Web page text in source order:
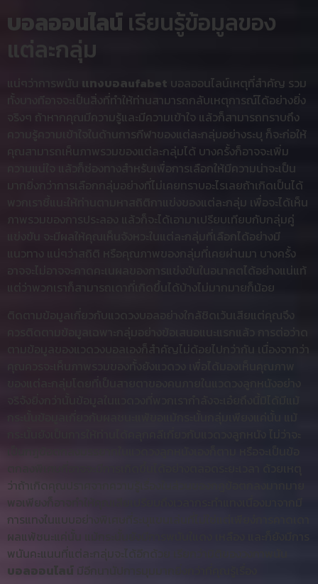
บอลออนไลน์เรียนรู้ข้อมูลของ
แต่ละกลุ่ม
แน่ๆว่าการพนัน แทงบอลufabet บอลออนไลน์เหตุที่สำคัญ รวม
ทั้งบางทีอาจจะเป็นสิ่งที่ทำให้ท่านสามารถกลับเหตุการณ์ได้อย่างยิ่ง
จริงๆ ถ้าหากคุณมีความรู้และมีความเข้าใจ แล้วก็สามารถทราบถึง
ความรู้ความเข้าใจในด้านการกีฬาของแต่ละกลุ่มอย่างระบุ ก็จะก่อให้
คุณสามารถเห็นภาพรวมของแต่ละกลุ่มได้ บางครั้งก็อาจจะเพิ่ม
ความแน่ใจ แล้วก็ช่องทางสำหรับเพื่อการเลือกให้มีความน่าจะเป็น
มากยิ่งกว่าการเลือกกลุ่มอย่างที่ไม่เคยทราบอะไรเลยถ้าเกิดเป็นได้
พวกเราชี้แนะให้ท่านตามหาสถิติกาแข่งของแต่ละกลุ่ม เพื่อจะได้เห็น
ภาพรวมของการประลอง แล้วก็จะได้เอามาเปรียบเทียบกับกลุ่มคู่
แข่งขัน จะมีผลให้คุณเห็นจังหวะในแต่ละกลุ่มที่เลือกได้อย่างมี
แนวทาง แน่ๆว่าสถิติ หรือคุณภาพของกลุ่มที่เคยผ่านมา บางครั้ง
อาจจะไม่อาจจะคาดคะเนผลของการแข่งขันในอนาคตได้อย่างแน่แท้
แต่ว่าพวกเราก็สามารถเดาที่เกิดขึ้นได้บ้างไม่มากมายก็น้อย
ติดตามข้อมูลเกี่ยวกับแวดวงบอลอย่างใกล้ชิดเว้นเสียแต่คุณจึง
ตามข้อมูลของแวดวงบอลเองก็สำคัญไม่ด้อยไปกว่ากัน เนื่องจากว่า
ว่าถ้าเกิดคุณปราศจากความรู้เรื่องในส่วนของกฎข้อตกลงมากมาย
พอเพียงก็อาจทำให้คุณเสียเปรียบถึงเวลากระทำแทงเนื่องมาจากมี
การแทงในแบบอย่างพิเศษที่ระบุแขนเล่นที่ไม่ใช่แต่เพียง่การคาดเดา
ผลแพ้ชนะแค่นั้น แม้กระนั้นยังมีการพนันใแดง เหลือง และก็ยังมีการ
พนันคะแนนที่แต่ละกลุ่มจะได้อีกด้วย เรียกว่ามิติของวงกาพนัน
บอลออนไลน์